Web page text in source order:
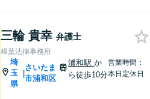
三輪 貴幸 弁護士
樟葉法律事務所
埼
玉
県
|
さいたま
市浦和区
浦和駅か
ら徒歩10分
営業時間：
本日定休日